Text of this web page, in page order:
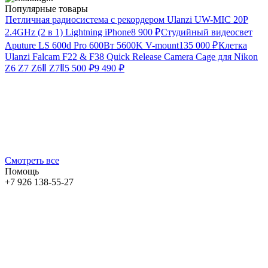
Популярные товары
Петличная радиосистема с рекордером Ulanzi UW-MIC 20P
2.4GHz (2 в 1) Lightning iPhone8 900 ₽Студийный видеосвет
Aputure LS 600d Pro 600Вт 5600K V-mount135 000 ₽Клетка
Ulanzi Falcam F22 & F38 Quick Release Camera Cage для Nikon
Z6 Z7 Z6Ⅱ Z7Ⅱ 5 500 ₽9 490 ₽
Смотреть все
Помощь
+7 926 138-55-27